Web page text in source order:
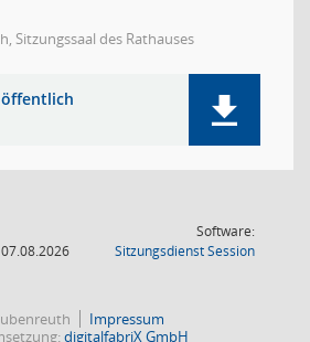
Sitzungssaal des Rathauses
Software:
SitzungsdienstSession(Wird in
Impressum
digitalfabriX GmbH